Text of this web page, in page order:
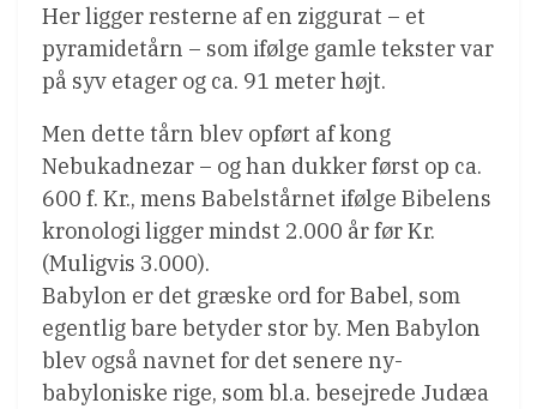
Her ligger resterne af en ziggurat – et
pyramidetårn – som ifølge gamle tekster var
på syv etager og ca. 91 meter højt.
Men dette tårn blev opført af kong
Nebukadnezar – og han dukker først op ca.
600 f. Kr., mens Babelstårnet ifølge Bibelens
kronologi ligger mindst 2.000 år før Kr.
(Muligvis 3.000).
Babylon er det græske ord for Babel, som
egentlig bare betyder stor by. Men Babylon
blev også navnet for det senere ny-
babyloniske rige, som bl.a. besejrede Judæa